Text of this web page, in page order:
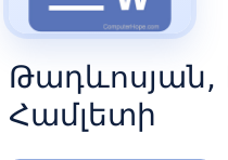
Թադևոսյան,
Համլետի